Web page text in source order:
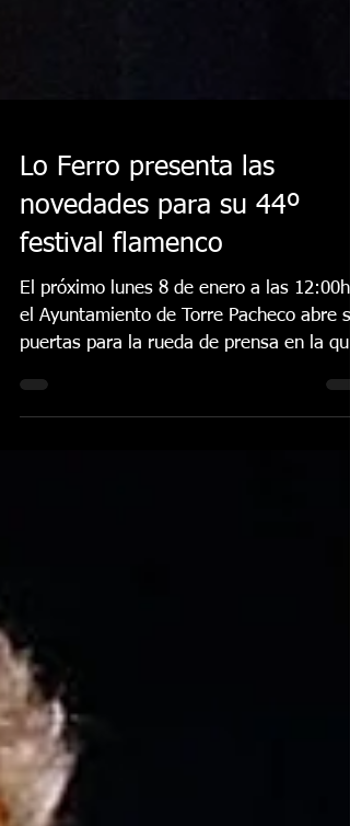
Lo Ferro presenta las
festival flamenco
El próximo lunes 8 de enero a las 12:00h.
el Ayuntamiento de Torre Pacheco abre